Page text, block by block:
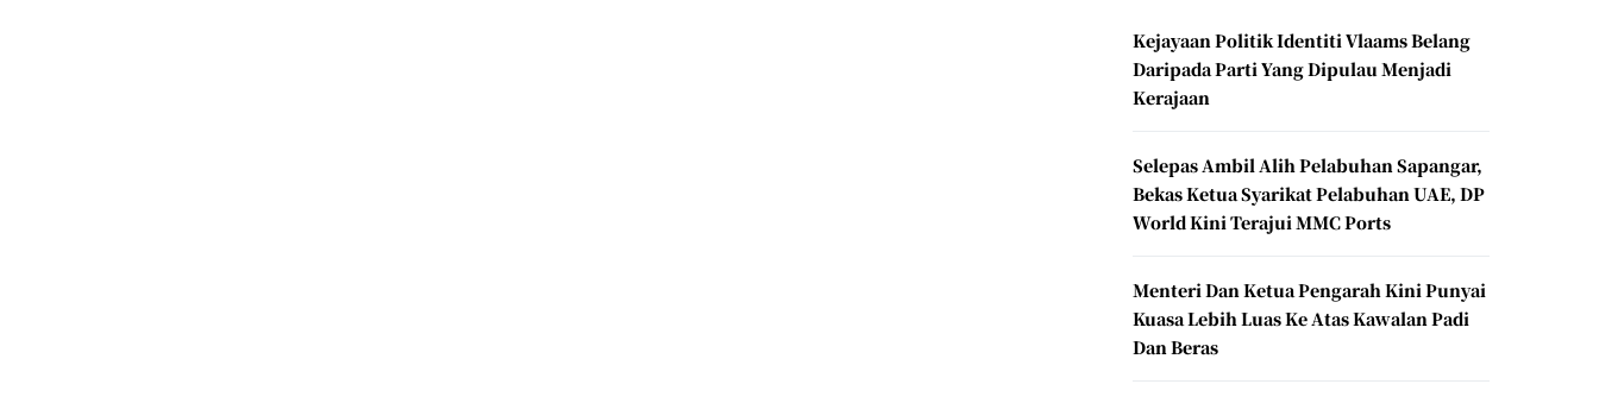
Kejayaan Politik Identiti Vlaams Belang
Daripada Parti Yang Dipulau Menjadi
Kerajaan
Selepas Ambil Alih Pelabuhan Sapangar,
Bekas Ketua Syarikat Pelabuhan UAE, DP
World Kini Terajui MMC Ports
Menteri Dan Ketua Pengarah Kini Punyai
Kuasa Lebih Luas Ke Atas Kawalan Padi
Dan Beras